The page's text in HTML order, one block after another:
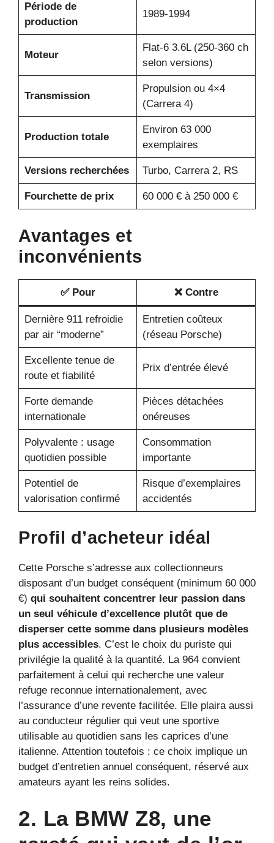
Période de
production
1989-1994
Moteur
Flat-6 3.6L (250-360 ch
selon versions)
Transmission
Propulsion ou 4×4
(Carrera 4)
Production totale
Environ 63 000
exemplaires
Versions recherchées Turbo, Carrera 2, RS
Fourchette de prix 60 000 € à 250 000 €
Avantages et
inconvénients
✅ Pour ❌ Contre
Dernière 911 refroidie
par air “moderne”
Entretien coûteux
(réseau Porsche)
Excellente tenue de
route et fiabilité
Prix d’entrée élevé
Forte demande
internationale
Pièces détachées
onéreuses
Polyvalente : usage
quotidien possible
Consommation
importante
Potentiel de
valorisation confirmé
Risque d’exemplaires
accidentés
Profil d’acheteur idéal
Cette Porsche s’adresse aux collectionneurs
disposant d’un budget conséquent (minimum 60 000
€) qui souhaitent concentrer leur passion dans
un seul véhicule d’excellence plutôt que de
disperser cette somme dans plusieurs modèles
plus accessibles. C’est le choix du puriste qui
privilégie la qualité à la quantité. La 964 convient
parfaitement à celui qui recherche une valeur
refuge reconnue internationalement, avec
l’assurance d’une revente facilitée. Elle plaira aussi
au conducteur régulier qui veut une sportive
utilisable au quotidien sans les caprices d’une
italienne. Attention toutefois : ce choix implique un
budget d’entretien annuel conséquent, réservé aux
amateurs ayant les reins solides.
2. La BMW Z8, une